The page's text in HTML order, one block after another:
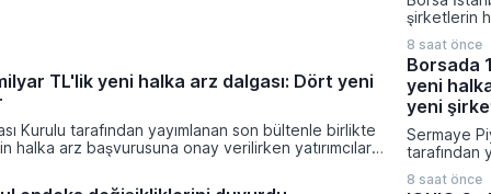
TL'lik yeni halka arz dalgası: Dört yeni
Kurulu tarafından yayımlanan son bültenle birlikte
halka arz başvurusuna onay verilirken yatırımcılar
toplama sürecine başlayarak borsaya adım
seviyesine
sermaye
yürürlüğe
şirketlerin
yürüttükleri
süreçleri
ediyor.
Platformu
isimlerin de
kuruluşun
8 saat önce
Borsada
yeni
yeni
Sermaye
tarafından
şirketin
8 saat önce